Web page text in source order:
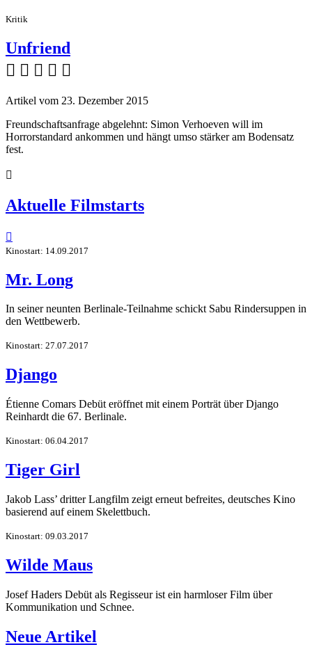
Kritik
Unfriend
    
Artikel vom 23. Dezember 2015
Freundschaftsanfrage abgelehnt: Simon Verhoeven will im
Horrorstandard ankommen und hängt umso stärker am Bodensatz
fest.

Aktuelle Filmstarts

Kinostart: 14.09.2017
Mr. Long
In seiner neunten Berlinale-Teilnahme schickt Sabu Rindersuppen in
den Wettbewerb.
Kinostart: 27.07.2017
Django
Étienne Comars Debüt eröffnet mit einem Porträt über Django
Reinhardt die 67. Berlinale.
Kinostart: 06.04.2017
Tiger Girl
Jakob Lass’ dritter Langfilm zeigt erneut befreites, deutsches Kino
basierend auf einem Skelettbuch.
Kinostart: 09.03.2017
Wilde Maus
Josef Haders Debüt als Regisseur ist ein harmloser Film über
Kommunikation und Schnee.
Neue Artikel